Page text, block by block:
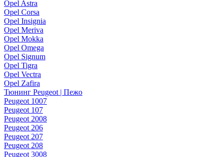
Opel Astra
Opel Corsa
Opel Insignia
Opel Meriva
Opel Mokka
Opel Omega
Opel Signum
Opel Tigra
Opel Vectra
Opel Zafira
Тюнинг Peugeot | Пежо
Peugeot 1007
Peugeot 107
Peugeot 2008
Peugeot 206
Peugeot 207
Peugeot 208
Peugeot 3008